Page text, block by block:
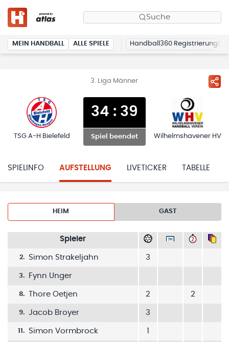
Suche
MEIN HANDBALL ALLE SPIELE Handball360 Registrierung
3. Liga Männer
TSG A-H Bielefeld
34 : 39
Spiel beendet Wilhelmshavener HV
SPIELINFO AUFSTELLUNG LIVETICKER TABELLE
HEIM GAST
Spieler
2. Simon Strakeljahn 3
3. Fynn Unger
8. Thore Oetjen 2 2
9. Jacob Broyer 3
11. Simon Vormbrock